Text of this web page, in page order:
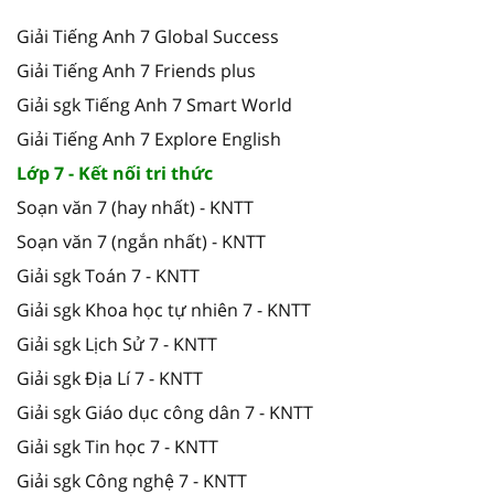
Giải Tiếng Anh 7 Global Success
Giải Tiếng Anh 7 Friends plus
Giải sgk Tiếng Anh 7 Smart World
Giải Tiếng Anh 7 Explore English
Lớp 7 - Kết nối tri thức
Soạn văn 7 (hay nhất) - KNTT
Soạn văn 7 (ngắn nhất) - KNTT
Giải sgk Toán 7 - KNTT
Giải sgk Khoa học tự nhiên 7 - KNTT
Giải sgk Lịch Sử 7 - KNTT
Giải sgk Địa Lí 7 - KNTT
Giải sgk Giáo dục công dân 7 - KNTT
Giải sgk Tin học 7 - KNTT
Giải sgk Công nghệ 7 - KNTT